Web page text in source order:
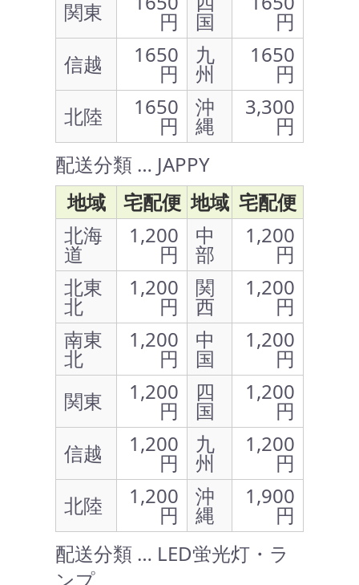
関東
円 国
円
信越
1650
円
九
州
1650
円
北陸
1650
円
沖
縄
3,300
円
配送分類 … JAPPY
地域
宅配便 地域 宅配便
北海
道
1,200
円
中
部
1,200
円
北東
北
1,200
円
関
西
1,200
円
南東
北
1,200
円
中
国
1,200
円
関東
1,200
円
四
国
1,200
円
信越
1,200
円
九
州
1,200
円
北陸
1,200
円
沖
縄
1,900
円
配送分類 … LED蛍光灯・ラ